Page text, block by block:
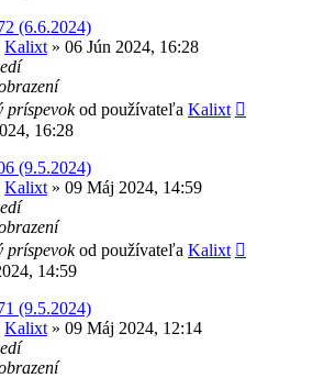
(6.6.2024)
Kalixt » 06 Jún 2024, 16:28
príspevokod používateľa Kalixt
16:28
(9.5.2024)
Kalixt » 09 Máj 2024, 14:59
príspevokod používateľa Kalixt
14:59
(9.5.2024)
Kalixt » 09 Máj 2024, 12:14